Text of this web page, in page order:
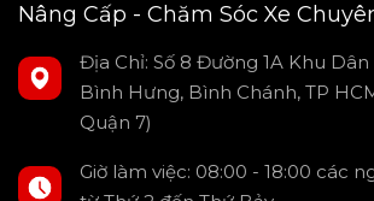
Nâng Cấp - Chăm Sóc Xe
Địa Chỉ: Số 8 Đường 1A Khu Dân
Bình Hưng, Bình Chánh, TP
Quận 7)
Giờ làm việc: 08:00 - 18:00 các